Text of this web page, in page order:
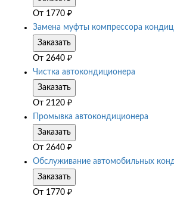
От 1770 ₽
Замена муфты компрессора
Заказать
От 2640 ₽
Чистка автокондиционера
Заказать
От 2120 ₽
Промывка автокондиционера
Заказать
От 2640 ₽
Обслуживание автомобильных
Заказать
От 1770 ₽